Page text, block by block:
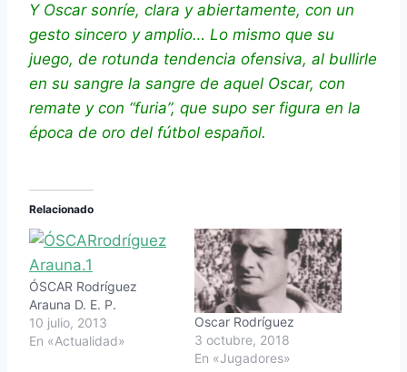
Y Oscar sonríe, clara y abiertamente, con un
gesto sincero y amplio… Lo mismo que su
juego, de rotunda tendencia ofensiva, al bullirle
en su sangre la sangre de aquel Oscar, con
remate y con “furia”, que supo ser figura en la
época de oro del fútbol español.
Relacionado
ÓSCAR Rodríguez
Arauna D. E. P.
10 julio, 2013
En «Actualidad»
Oscar Rodríguez
3 octubre, 2018
En «Jugadores»